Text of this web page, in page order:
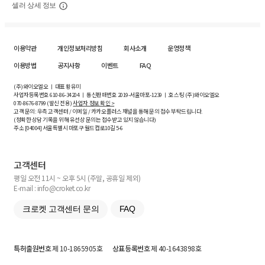
셀러 상세 정보
이용약관 개인정보처리방침 회사소개
운영정책
이용방법
공지사항 이벤트 FAQ
(주)와이오엘오 ㅣ 대표 황유미
사업자등록번호610-86-34204ㅣ 통신판매번호 2019-서울마포-1239 ㅣ 호스팅 (주)와이오엘오
070-8676-8799 (발신 전용)사업자 정보 확인 >
고객 문의: 우측 고객센터 / 이메일 / 카카오플러스 채널을 통해 문의 접수 부탁드립니다.
(정확한 상담 기록을 위해 유선상 문의는 접수받고 있지 않습니다)
주소 [04004] 서울특별시 마포구 월드컵로10길5-6
고객센터
평일 오전 11시 ~ 오후 5시 (주말, 공휴일 제외)
E-mail : info@croket.co.kr
크로켓 고객센터 문의 FAQ
특허출원번호제 10-1865905호 상표등록번호제 40-1643898호